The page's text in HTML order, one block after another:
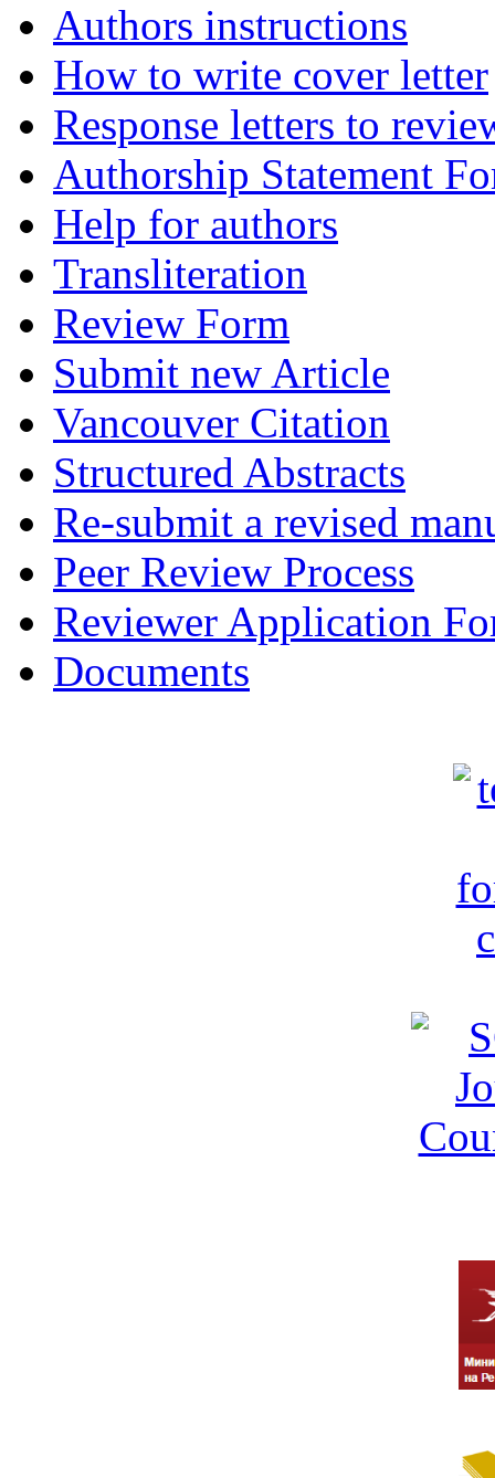
Authors instructions
How to write cover letter
Response letters to
Authorship Statement
Help for authors
Transliteration
Review Form
Submit new Article
Vancouver Citation
Structured Abstracts
Re-submit a revised
Peer Review Process
Reviewer Application
Documents